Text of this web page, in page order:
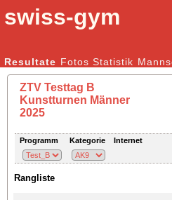
swiss-gym
Kunstturnen Männer |
Resultate Fotos Statistik
ZTV Testtag B
Kunstturnen Männer
2025
Programm Kategorie Internet
Rangliste